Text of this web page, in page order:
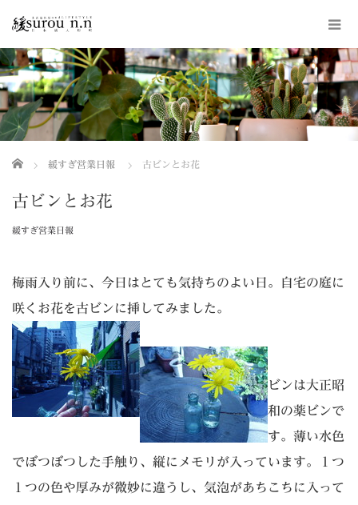
ホーム 緩すぎ営業日報 古ビンとお花
古ビンとお花
緩すぎ営業日報
梅雨入り前に、今日はとても気持ちのよい日。自宅の庭に
咲くお花を古ビンに挿してみました。
ビンは大正昭
和の薬ビンで
す。薄い水色
でぼつぼつした手触り、縦にメモリが入っています。１つ
１つの色や厚みが微妙に違うし、気泡があちこちに入って